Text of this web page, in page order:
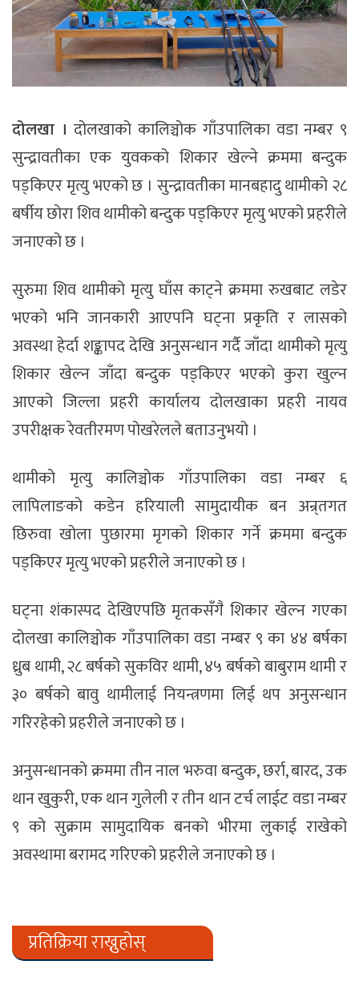
दोलखा । दोलखाको कालिञ्चोक गाँउपालिका वडा नम्बर ९
सुन्द्रावतीका एक युवकको शिकार खेल्ने क्रममा बन्दुक
पड्किएर मृत्यु भएको छ । सुन्द्रावतीका मानबहादु थामीको २८
बर्षीय छोरा शिव थामीको बन्दुक पड्किएर मृत्यु भएको प्रहरीले
जनाएको छ ।
सुरुमा शिव थामीको मृत्यु घाँस काट्ने क्रममा रुखबाट लडेर
भएको भनि जानकारी आएपनि घट्ना प्रकृति र लासको
अवस्था हेर्दा शङ्कापद देखि अनुसन्धान गर्दै जाँदा थामीको मृत्यु
शिकार खेल्न जाँदा बन्दुक पड्किएर भएको कुरा खुल्न
आएको जिल्ला प्रहरी कार्यालय दोलखाका प्रहरी नायव
उपरीक्षक रेवतीरमण पोखरेलले बताउनुभयो ।
थामीको मृत्यु कालिञ्चोक गाँउपालिका वडा नम्बर ६
लापिलाङको कडेन हरियाली सामुदायीक बन अन्र्तगत
छिरुवा खोला पुछारमा मृगको शिकार गर्ने क्रममा बन्दुक
पड्किएर मृत्यु भएको प्रहरीले जनाएको छ ।
घट्ना शंकास्पद देखिएपछि मृतकसँगै शिकार खेल्न गएका
दोलखा कालिञ्चोक गाँउपालिका वडा नम्बर ९ का ४४ बर्षका
ध्रुब थामी, २८ बर्षको सुकविर थामी, ४५ बर्षको बाबुराम थामी र
३० बर्षको बावु थामीलाई नियन्त्रणमा लिई थप अनुसन्धान
गरिरहेको प्रहरीले जनाएको छ ।
अनुसन्धानको क्रममा तीन नाल भरुवा बन्दुक, छर्रा, बारद, उक
थान खुकुरी, एक थान गुलेली र तीन थान टर्च लाईट वडा नम्बर
९ को सुक्राम सामुदायिक बनको भीरमा लुकाई राखेको
अवस्थामा बरामद गरिएको प्रहरीले जनाएको छ ।
प्रतिक्रिया राख्नुहोस्